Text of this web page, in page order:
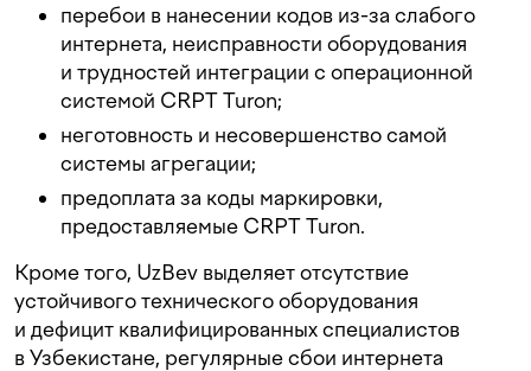
перебои в нанесении кодов из-за слабого
интернета, неисправности оборудования
и трудностей интеграции с операционной
системой CRPT Turon;
неготовность и несовершенство самой
системы агрегации;
предоплата за коды маркировки,
предоставляемые CRPT Turon.
Кроме того, UzBev выделяет отсутствие
устойчивого технического оборудования
и дефицит квалифицированных специалистов
в Узбекистане, регулярные сбои интернета